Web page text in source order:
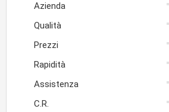
Azienda
Qualità
Prezzi
Rapidità
Assistenza
C.R.